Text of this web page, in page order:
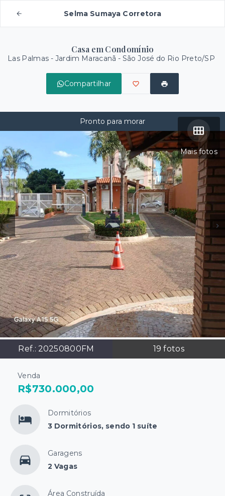
Selma Sumaya Corretora
Casa em Condomínio
Las Palmas - Jardim Maracanã - São José do Rio Preto/SP
Compartilhar
Mais fotos
Ref.: 20250800FM 19 fotos
Pronto para morar
Venda
R$730.000,00
Dormitórios
3 Dormitórios, sendo 1 suíte
Garagens
2 Vagas
Área Construída